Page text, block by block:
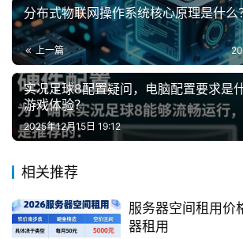
分布式物联网操作系统核心原理是什么
上一篇
实况足球8配置疑问，电脑配置要求是
游戏体验？
2025年12月15日 19:12
相关推荐
服务器空间租用价
器租用